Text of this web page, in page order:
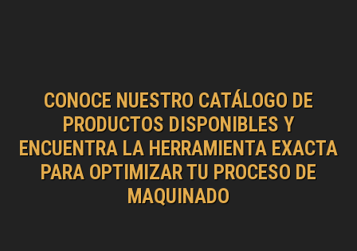
CONOCE NUESTRO CATÁLOGO DE
PRODUCTOS DISPONIBLES Y
ENCUENTRA LA HERRAMIENTA EXACTA
PARA OPTIMIZAR TU PROCESO DE
MAQUINADO